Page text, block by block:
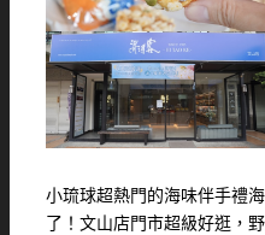
小琉球超熱門的海味伴手禮
了！文山店門市超級好逛，